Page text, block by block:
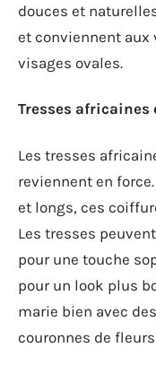
douces et
et conviennent aux
visages ovales.
Tresses
Les tresses
reviennent en
et longs, ces
Les tresses
pour une touche
pour un look plus
marie bien avec
couronnes de